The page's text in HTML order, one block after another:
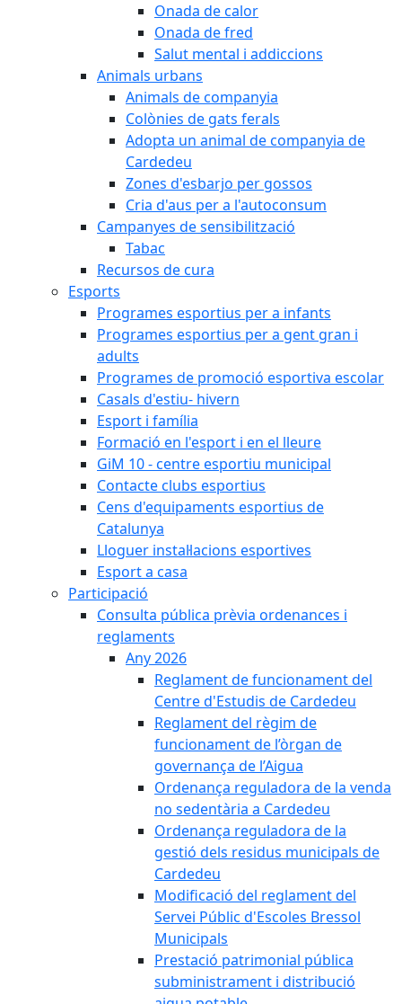
Onada de calor
Onada de fred
Salut mental i addiccions
Animals urbans
Animals de companyia
Colònies de gats ferals
Adopta un animal de companyia de
Cardedeu
Zones d'esbarjo per gossos
Cria d'aus per a l'autoconsum
Campanyes de sensibilització
Tabac
Recursos de cura
Esports
Programes esportius per a infants
Programes esportius per a gent gran i
adults
Programes de promoció esportiva escolar
Casals d'estiu- hivern
Esport i família
Formació en l'esport i en el lleure
GiM 10 - centre esportiu municipal
Contacte clubs esportius
Cens d'equipaments esportius de
Catalunya
Lloguer instal·lacions esportives
Esport a casa
Participació
Consulta pública prèvia ordenances i
reglaments
Any 2026
Reglament de funcionament del
Centre d'Estudis de Cardedeu
Reglament del règim de
funcionament de l’òrgan de
governança de l’Aigua
Ordenança reguladora de la venda
no sedentària a Cardedeu
Ordenança reguladora de la
gestió dels residus municipals de
Cardedeu
Modificació del reglament del
Servei Públic d'Escoles Bressol
Municipals
Prestació patrimonial pública
subministrament i distribució